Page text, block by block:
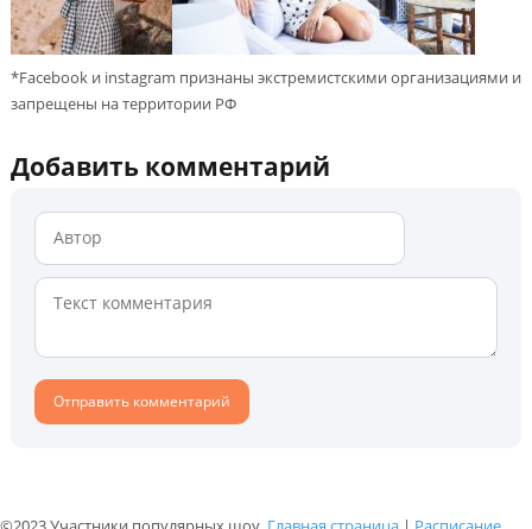
*Facebook и instagram признаны экстремистскими организациями и
запрещены на территории РФ
Добавить комментарий